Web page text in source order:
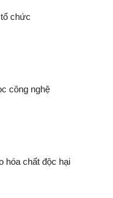
chức
công nghệ
hóa chất độc hại